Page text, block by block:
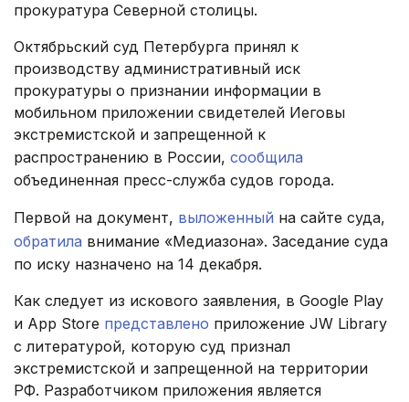
прокуратура Северной столицы.
Октябрьский суд Петербурга принял к
производству административный иск
прокуратуры о признании информации в
мобильном приложении свидетелей Иеговы
экстремистской и запрещенной к
распространению в России, сообщила
объединенная пресс-служба судов города.
Первой на документ, выложенный на сайте суда,
обратила внимание «Медиазона». Заседание суда
по иску назначено на 14 декабря.
Как следует из искового заявления, в Google Play
и App Store представлено приложение JW Library
с литературой, которую суд признал
экстремистской и запрещенной на территории
РФ. Разработчиком приложения является